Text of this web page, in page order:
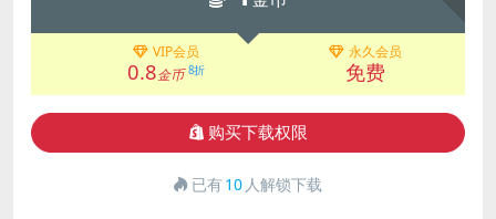
VIP会员
0.8金币 8折
永久会员
免费
购买下载权限
已有10 人解锁下载